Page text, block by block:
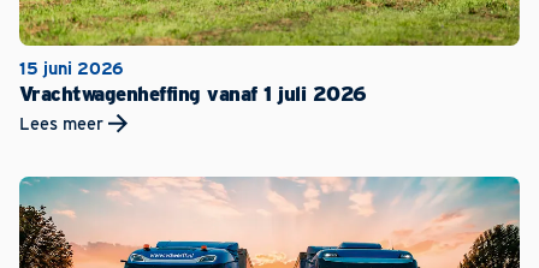
15 juni 2026
Vrachtwagenheffing vanaf 1 juli 2026
Lees meer